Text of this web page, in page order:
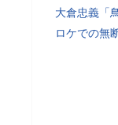
大倉忠義「
ロケでの無